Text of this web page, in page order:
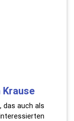
Krause
das auch als